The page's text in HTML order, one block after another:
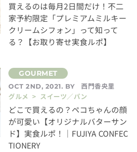
買えるのは毎月2日間だけ！不二
家予約限定「プレミアムミルキー
クリームシフォン」って知って
る？【お取り寄せ実食ルポ】
OCT 2ND, 2021. BY
西門香央里
グルメ > スイーツ／パン
どこで買えるの？ペコちゃんの顔
が可愛い【オリジナルバターサン
ド】実食ルポ！｜FUJIYA CONFEC
TIONERY